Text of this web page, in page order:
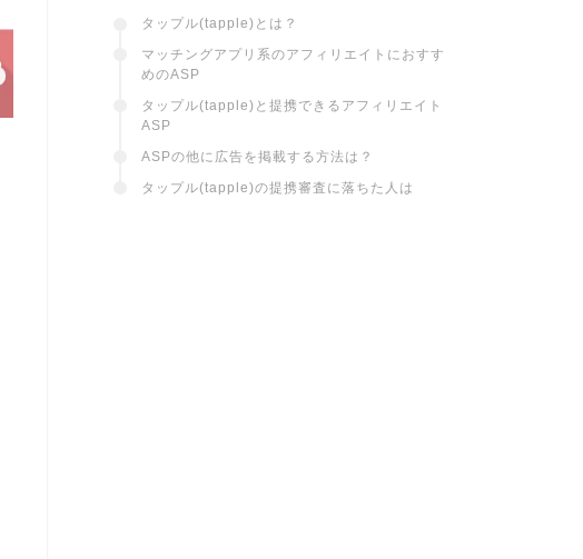
タップル(tapple)とは？
マッチングアプリ系のアフィリエイトにおすす
めのASP
タップル(tapple)と提携できるアフィリエイト
ASP
ASPの他に広告を掲載する方法は？
タップル(tapple)の提携審査に落ちた人は